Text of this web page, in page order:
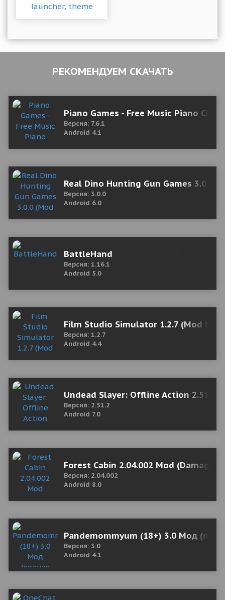
РЕКОМЕНДУЕМ СКАЧАТЬ
Piano Games - Free Music Piano
Версия: 7.6.1
Android 4.1
Real Dino Hunting Gun Games 3.0.0
Версия: 3.0.0
Android 6.0
BattleHand
Версия: 1.16.1
Android 5.0
Film Studio Simulator 1.2.7 (Mod
Версия: 1.2.7
Android 4.4
Undead Slayer: Offline Action 2.51.2
Версия: 2.51.2
Android 7.0
Forest Cabin 2.04.002 Mod (Damage
Версия: 2.04.002
Android 8.0
Pandemommyum (18+) 3.0 Мод
Версия: 3.0
Android 4.1